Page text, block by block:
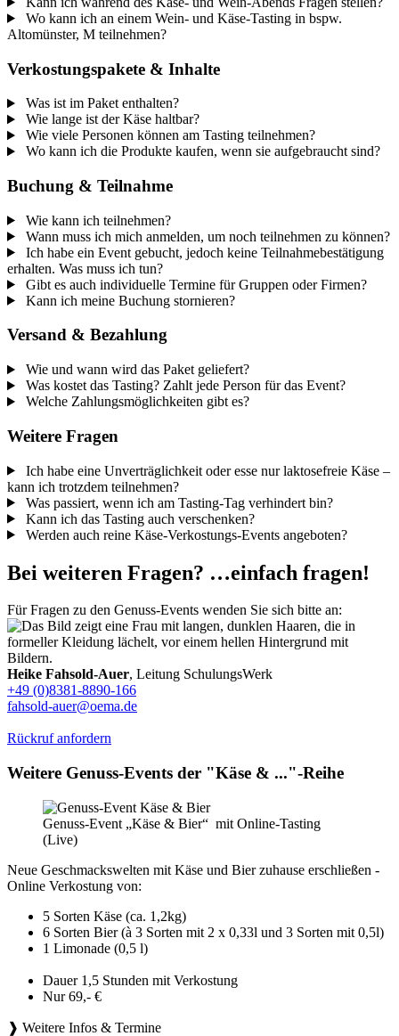
Wo kann ich an einem Wein- und Käse-Tasting in bspw.
Altomünster, M teilnehmen?
Verkostungspakete & Inhalte
Was ist im Paket enthalten?
Wie lange ist der Käse haltbar?
Wie viele Personen können am Tasting teilnehmen?
Wo kann ich die Produkte kaufen, wenn sie aufgebraucht sind?
Buchung & Teilnahme
Wie kann ich teilnehmen?
Wann muss ich mich anmelden, um noch teilnehmen zu können?
Ich habe ein Event gebucht, jedoch keine Teilnahmebestätigung
erhalten. Was muss ich tun?
Gibt es auch individuelle Termine für Gruppen oder Firmen?
Kann ich meine Buchung stornieren?
Versand & Bezahlung
Wie und wann wird das Paket geliefert?
Was kostet das Tasting? Zahlt jede Person für das Event?
Welche Zahlungsmöglichkeiten gibt es?
Weitere Fragen
Ich habe eine Unverträglichkeit oder esse nur laktosefreie Käse –
kann ich trotzdem teilnehmen?
Was passiert, wenn ich am Tasting-Tag verhindert bin?
Kann ich das Tasting auch verschenken?
Werden auch reine Käse-Verkostungs-Events angeboten?
Bei weiteren Fragen? …einfach fragen!
Für Fragen zu den Genuss-Events wenden Sie sich bitte an:
Heike Fahsold-Auer, Leitung SchulungsWerk
+49 (0)8381-8890-166
fahsold-auer@oema.de
Rückruf anfordern
Weitere Genuss-Events der "Käse & ..."-Reihe
Genuss-Event „Käse & Bier“ mit Online-Tasting
(Live)
Neue Geschmackswelten mit Käse und Bier zuhause erschließen -
Online Verkostung von:
5 Sorten Käse (ca. 1,2kg)
6 Sorten Bier (à 3 Sorten mit 2 x 0,33l und 3 Sorten mit 0,5l)
1 Limonade (0,5 l)
Dauer 1,5 Stunden mit Verkostung
Nur 69,- €
❱ Weitere Infos & Termine